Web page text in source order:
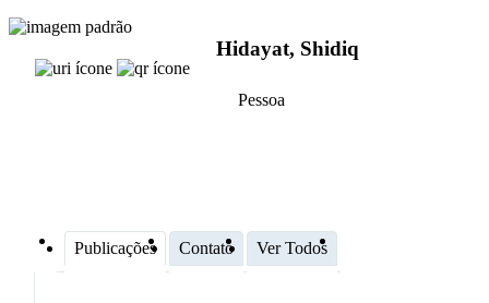
Hidayat, Shidiq
Pessoa
Publicações Contato Ver Todos